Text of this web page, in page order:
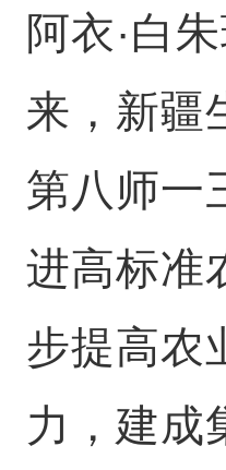
阿衣·白
来，新疆
第八师一
进高标准
步提高农
力，建成